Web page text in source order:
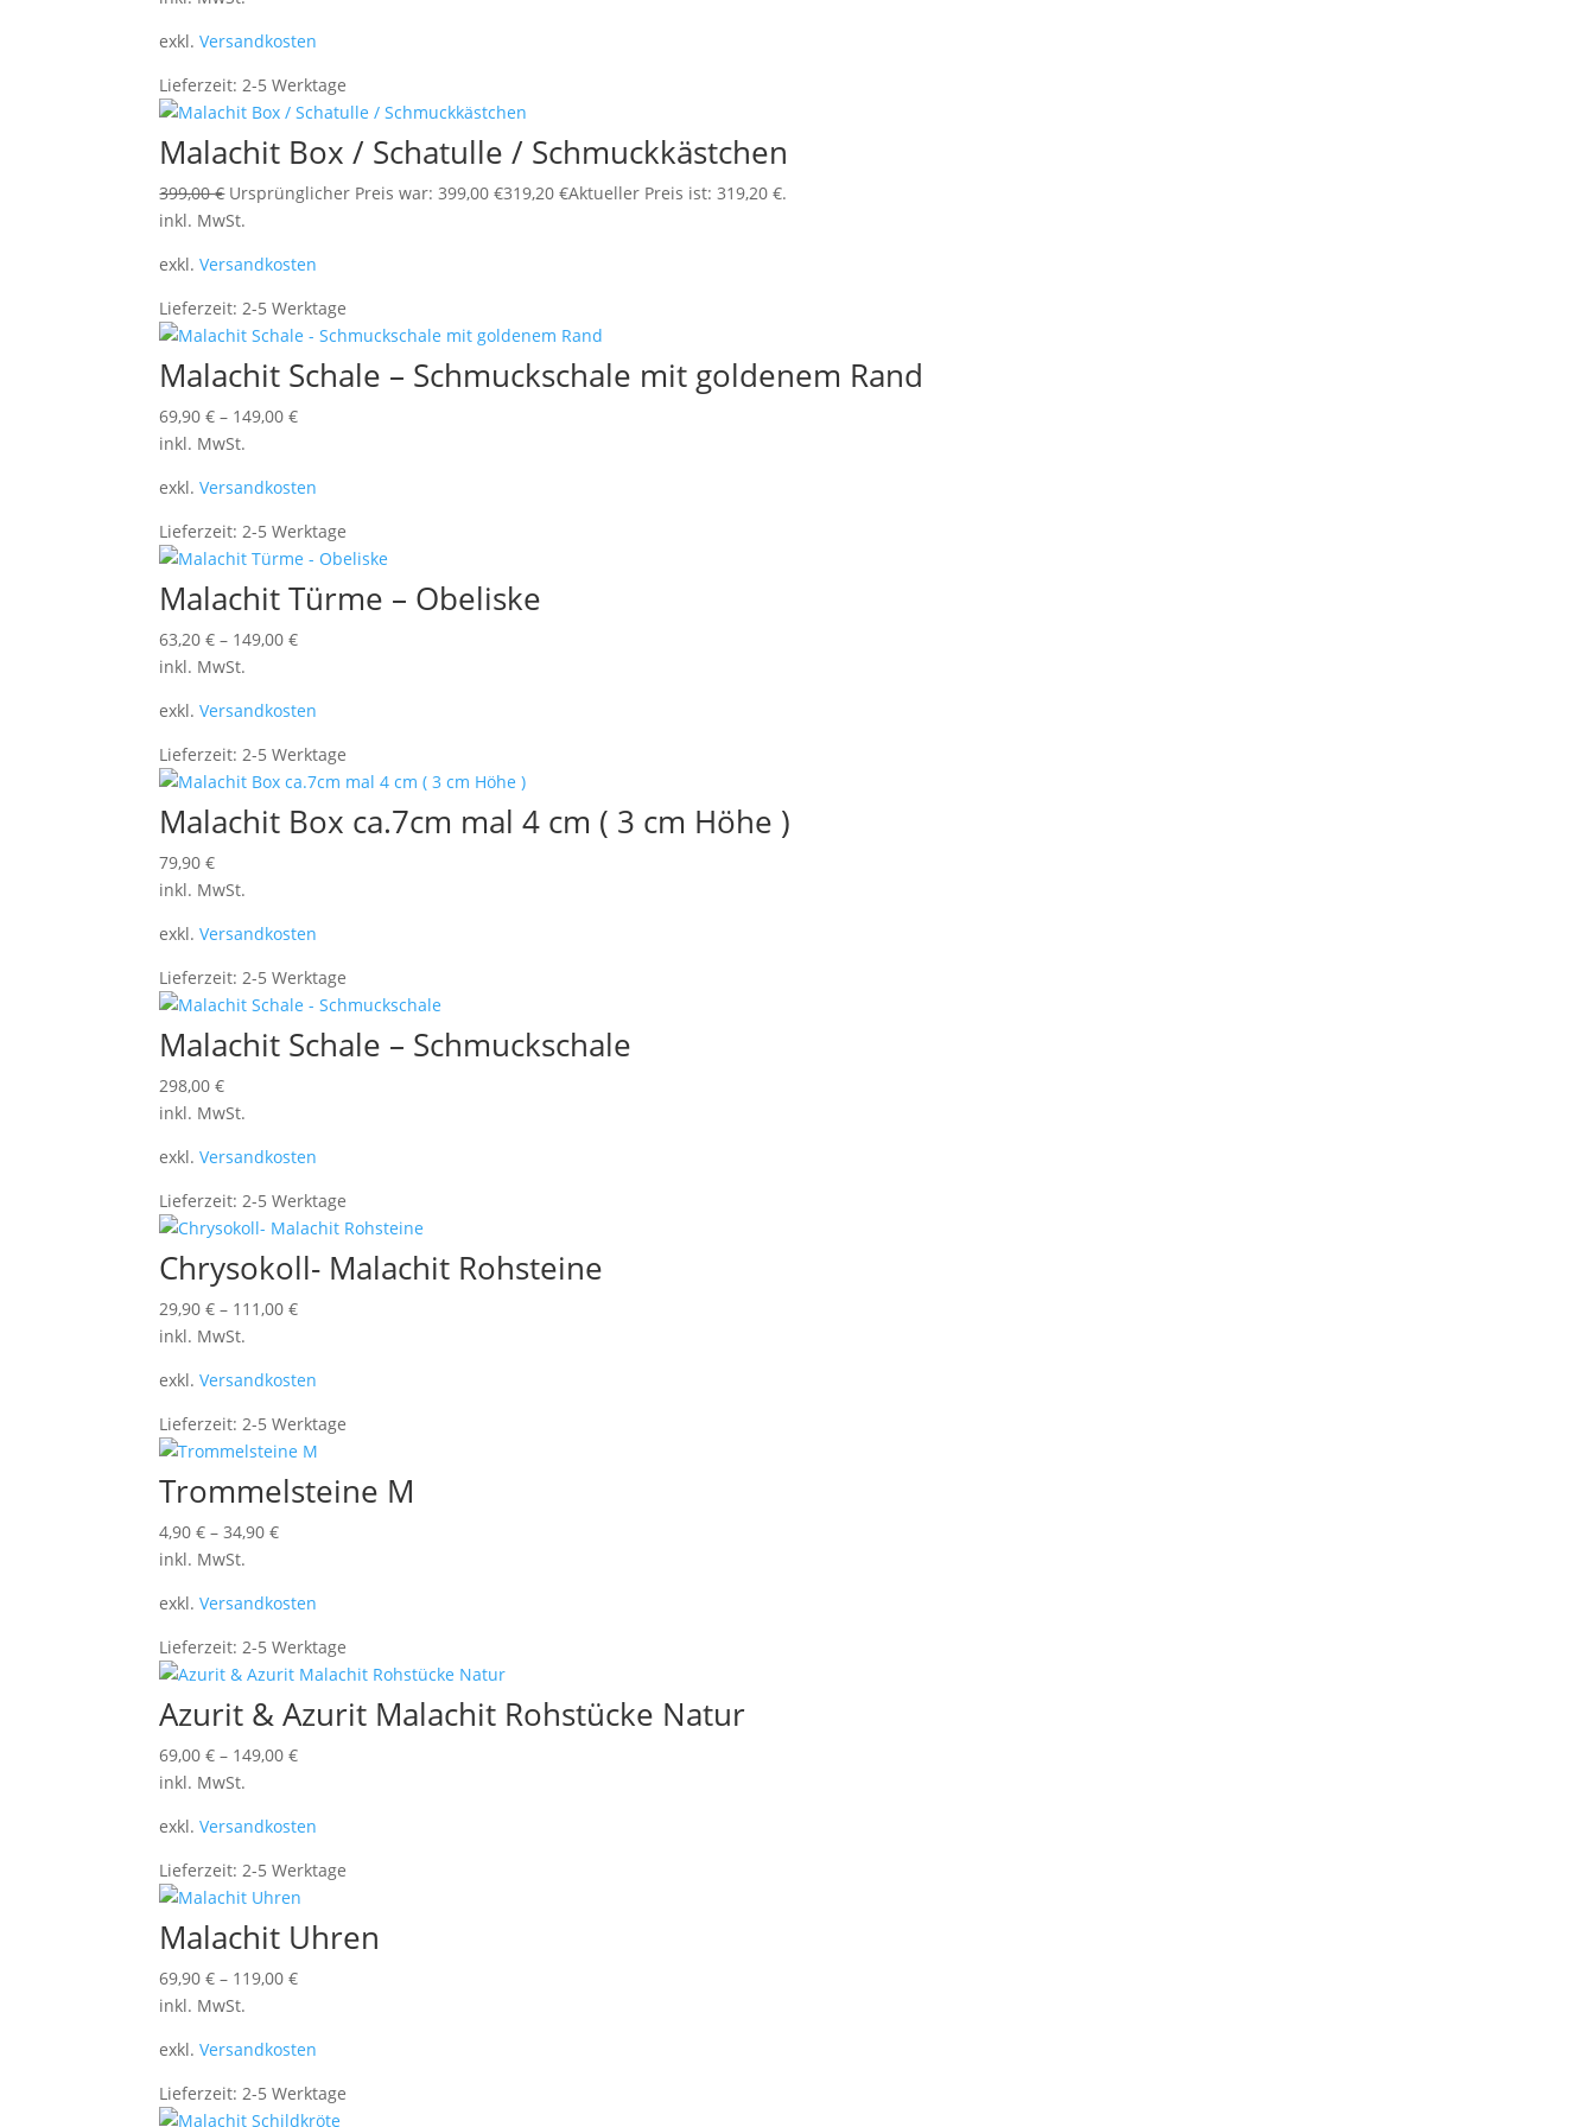
exkl.Versandkosten
Lieferzeit:2-5 Werktage
Malachit Box / Schatulle / Schmuckkästchen
399,00€ Ursprünglicher Preis war: 399,00 €319,20€Aktueller Preis ist: 319,20 €.
inkl. MwSt.
exkl.Versandkosten
Lieferzeit:2-5 Werktage
Malachit Schale – Schmuckschale mit goldenem Rand
69,90€ – 149,00€
inkl. MwSt.
exkl.Versandkosten
Lieferzeit:2-5 Werktage
Malachit Türme – Obeliske
63,20€ – 149,00€
inkl. MwSt.
exkl.Versandkosten
Lieferzeit:2-5 Werktage
Malachit Box ca.7cm mal 4 cm ( 3 cm Höhe )
79,90€
inkl. MwSt.
exkl.Versandkosten
Lieferzeit:2-5 Werktage
Malachit Schale – Schmuckschale
298,00€
inkl. MwSt.
exkl.Versandkosten
Lieferzeit:2-5 Werktage
Chrysokoll- Malachit Rohsteine
29,90€ – 111,00€
inkl. MwSt.
exkl.Versandkosten
Lieferzeit:2-5 Werktage
Trommelsteine M
4,90€ –34,90€
inkl. MwSt.
exkl.Versandkosten
Lieferzeit:2-5 Werktage
Azurit & Azurit Malachit Rohstücke Natur
69,00€ – 149,00€
inkl. MwSt.
exkl.Versandkosten
Lieferzeit:2-5 Werktage
Malachit Uhren
69,90€ – 119,00€
inkl. MwSt.
exkl.Versandkosten
Lieferzeit:2-5 Werktage